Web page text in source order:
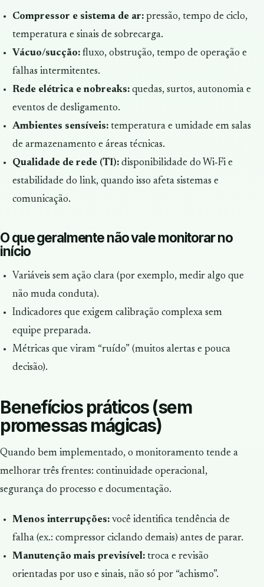
Compressor e sistema de ar:pressão, tempo de ciclo,
temperatura e sinais de sobrecarga.
Vácuo/sucção:fluxo, obstrução, tempo de operação e
falhas intermitentes.
Rede elétrica e nobreaks:quedas, surtos, autonomia e
eventos de desligamento.
Ambientes sensíveis:temperatura e umidade em salas
de armazenamento e áreas técnicas.
Qualidade de rede (TI):disponibilidade do Wi‑Fi e
estabilidade do link, quando isso afeta sistemas e
comunicação.
O que geralmente não vale monitorar no
início
Variáveis sem ação clara (por exemplo, medir algo que
não muda conduta).
Indicadores que exigem calibração complexa sem
equipe preparada.
Métricas que viram “ruído” (muitos alertas e pouca
decisão).
Benefícios práticos (sem
promessas mágicas)
Quando bem implementado, o monitoramento tende a
melhorar três frentes: continuidade operacional,
segurança do processo e documentação.
Menos interrupções:você identifica tendência de
falha (ex.: compressor ciclando demais) antes de parar.
Manutenção mais previsível:troca e revisão
orientadas por uso e sinais, não só por “achismo”.